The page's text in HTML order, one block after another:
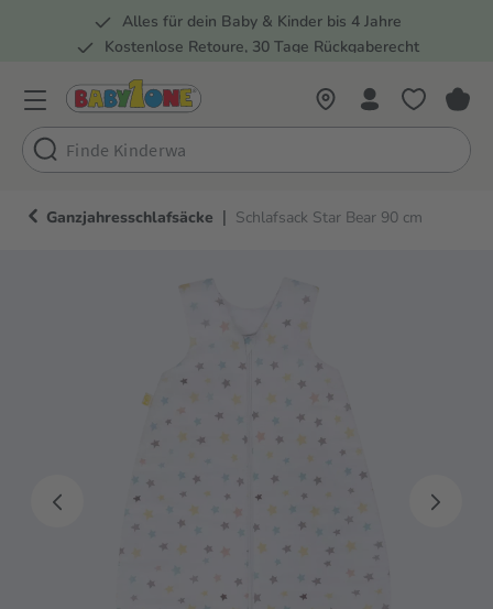
Zur Hauptnavigation springen
Alles für dein Baby & Kinder bis 4 Jahre
Kostenlose Retoure, 30 Tage Rückgaberecht
Ganzjahresschlafsäcke | Schlafsack Star Bear 90 cm